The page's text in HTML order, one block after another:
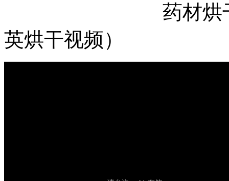
药材烘干箱-小
英烘干视频）